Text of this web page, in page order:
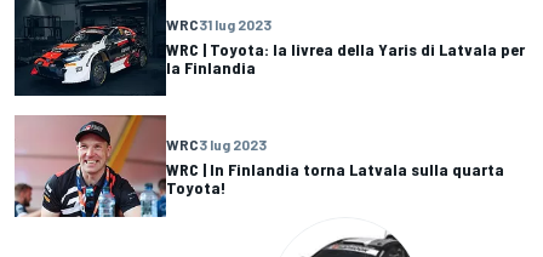
WRC31 lug 2023
WRC | Toyota: la livrea della Yaris di Latvala per
la Finlandia
WRC3 lug 2023
WRC | In Finlandia torna Latvala sulla quarta
Toyota!